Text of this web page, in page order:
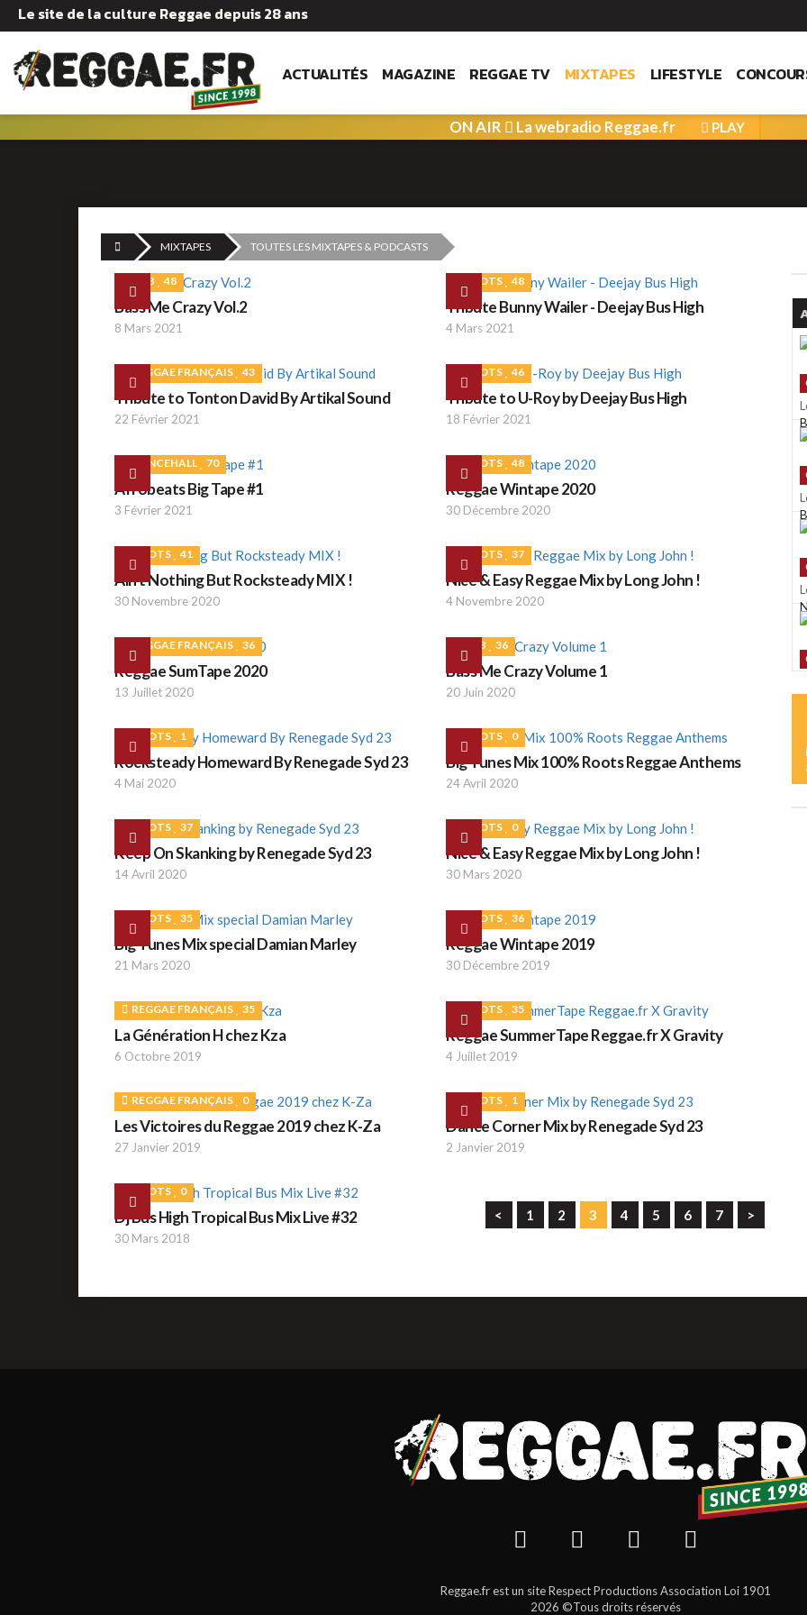
Le site de la culture Reggae depuis 28 ans
ACTUALITÉS MAGAZINE REGGAE TV MIXTAPES LIFESTYLE
ON AIR La webradio Reggae.fr PLAY
MIXTAPES TOUTES LES MIXTAPES & PODCASTS
DUB 48
Bass Me Crazy Vol.2
8 Mars 2021
ROOTS 48
Tribute Bunny Wailer - Deejay Bus High
4 Mars 2021
REGGAE FRANÇAIS 43
Tribute to Tonton David By Artikal Sound
22 Février 2021
ROOTS 46
Tribute to U-Roy by Deejay Bus High
18 Février 2021
DANCEHALL 70
Afrobeats Big Tape #1
3 Février 2021
ROOTS 48
Reggae Wintape 2020
30 Décembre 2020
ROOTS 41
Ain't Nothing But Rocksteady MIX !
30 Novembre 2020
ROOTS 37
Nice & Easy Reggae Mix by Long John !
4 Novembre 2020
REGGAE FRANÇAIS 36
Reggae SumTape 2020
13 Juillet 2020
DUB 36
Bass Me Crazy Volume 1
20 Juin 2020
ROOTS 1
Rocksteady Homeward By Renegade Syd 23
4 Mai 2020
ROOTS 0
Big Tunes Mix 100% Roots Reggae Anthems
24 Avril 2020
ROOTS 37
Keep On Skanking by Renegade Syd 23
14 Avril 2020
ROOTS 0
Nice & Easy Reggae Mix by Long John !
30 Mars 2020
ROOTS 35
Big Tunes Mix special Damian Marley
21 Mars 2020
ROOTS 36
Reggae Wintape 2019
30 Décembre 2019
REGGAE FRANÇAIS 35
La Génération H chez Kza
6 Octobre 2019
ROOTS 35
Reggae SummerTape Reggae.fr X Gravity
4 Juillet 2019
REGGAE FRANÇAIS 0
Les Victoires du Reggae 2019 chez K-Za
27 Janvier 2019
ROOTS 1
Dance Corner Mix by Renegade Syd 23
2 Janvier 2019
ROOTS 0
Dj Bus High Tropical Bus Mix Live #32
30 Mars 2018
< 1 2 3 4 5 6 7 >
Reggae.fr est un site Respect Productions Association Loi 1901
2026 ©Tous droits réservés